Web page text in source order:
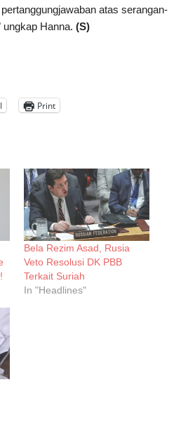
atas serangan-
ungkap Hanna. (S)
Print
Bela Rezim Asad, Rusia
Veto Resolusi DK PBB
Terkait Suriah
In "Headlines"